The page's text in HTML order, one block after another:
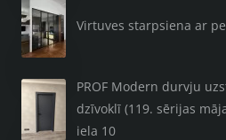
Virtuves starpsiena ar
PROF Modern durvju
dzīvoklī (119. sērijas
iela 10